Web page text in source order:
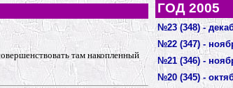
там накопленный
ГОД 2005
№23 (348) -
№22 (347) -
№21 (346) -
№20 (345) -